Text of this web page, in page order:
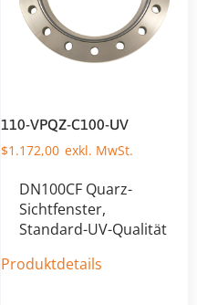
110-VPQZ-C100-UV
$1.172,00
DN100CF Quarz-
Sichtfenster,
Standard-UV-Qualität
Produktdetails